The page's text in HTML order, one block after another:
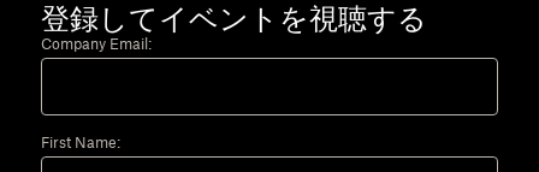
登録してイベントを視聴する
Company Email:
First Name: